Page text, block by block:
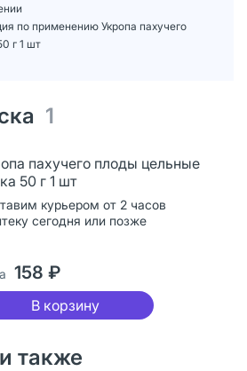
по применению Укропа пахучего
г 1 шт
1
пахучего плоды цельные
50 г 1 шт
курьером от 2 часов
сегодня или позже
158 ₽
В корзину
также